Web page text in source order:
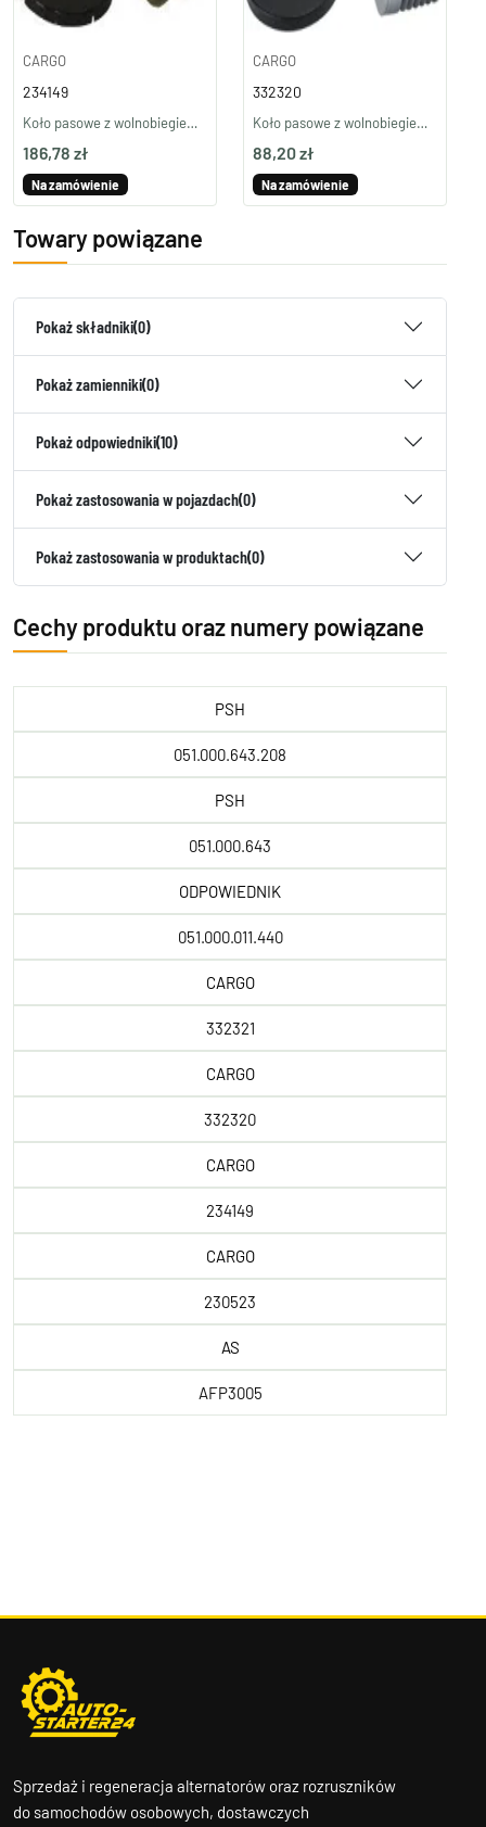
CARGO
234149
Koło pasowe z wolnobiegiem 234149
186,78 zł
Na zamówienie
CARGO
332320
Koło pasowe z wolnobiegiem 332320
88,20 zł
Na zamówienie
Towary powiązane
Pokaż składniki(0)
Pokaż zamienniki(0)
Pokaż odpowiedniki(10)
Pokaż zastosowania w pojazdach(0)
Pokaż zastosowania w produktach(0)
Cechy produktu oraz numery powiązane
PSH
051.000.643.208
PSH
051.000.643
ODPOWIEDNIK
051.000.011.440
CARGO
332321
CARGO
332320
CARGO
234149
CARGO
230523
AS
AFP3005
Sprzedaż i regeneracja alternatorów oraz rozruszników
do samochodów osobowych, dostawczych